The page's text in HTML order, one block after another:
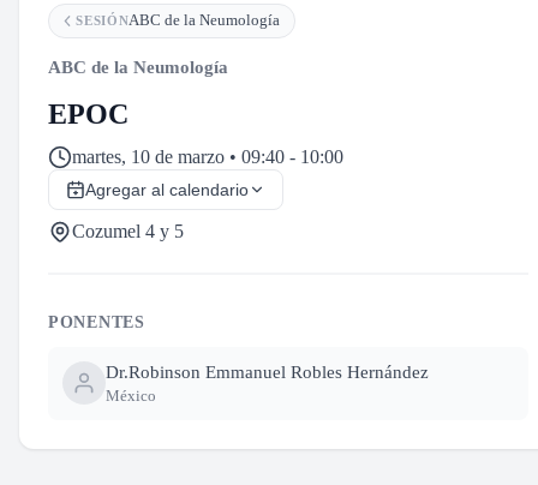
SESIÓNABC de la Neumología
ABC de la Neumología
EPOC
martes, 10 de marzo • 09:40 - 10:00
Agregar al calendario
Cozumel 4 y 5
PONENTES
Dr.Robinson Emmanuel Robles Hernández
México